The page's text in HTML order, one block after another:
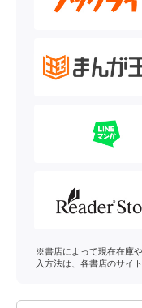
※書店によって現在在庫
入方法は、各書店のサイ